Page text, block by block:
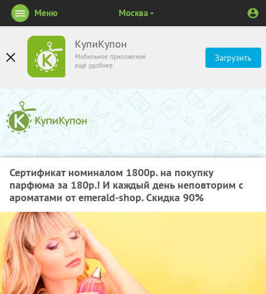
КупиКупон
Мобильное приложение
ещё удобнее
Загрузить
Меню Москва
Сертификат номиналом 1800р. на покупку
парфюма за 180р.! И каждый день неповторим с
ароматами от emerald-shop. Скидка 90%